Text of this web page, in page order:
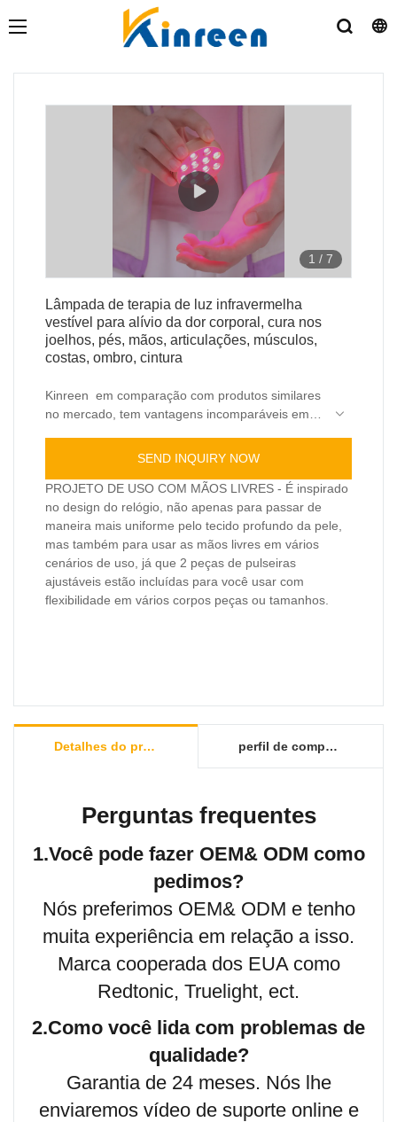
1 / 7
Lâmpada de terapia de luz infravermelha
vestível para alívio da dor corporal, cura nos
joelhos, pés, mãos, articulações, músculos,
costas, ombro, cintura
Kinreen em comparação com produtos similares
no mercado, tem vantagens incomparáveis ​​em
etc., e goza de uma boa reputação no mercado.
Kinreen resume os defeitos de produtos
anteriores e os melhora continuamente. As
especificações do Kinreen podem ser
customizadas de acordo com sua necessidade.
Dispositivo portátil de terapia de luz vermelha em
comparação com produtos similares no mercado,
tem vantagens incomparáveis ​​em termos de
desempenho, qualidade, aparência, etc., e goza
de boa reputação no mercado. Kinreen resume
os defeitos de produtos anteriores e melhora
continuamente eles. As especificações do
Dispositivo Portátil de Terapia de Luz Vermelha
podem ser personalizadas de acordo com suas
SEND INQUIRY NOW
PROJETO DE USO COM MÃOS LIVRES - É inspirado
no design do relógio, não apenas para passar de
maneira mais uniforme pelo tecido profundo da pele,
mas também para usar as mãos livres em vários
cenários de uso, já que 2 peças de pulseiras
ajustáveis ​​estão incluídas para você usar com
flexibilidade em vários corpos peças ou tamanhos.
Detalhes do produto perfil de companhia
Perguntas frequentes
1.Você pode fazer OEM& ODM como
pedimos?
Nós preferimos OEM& ODM e tenho
muita experiência em relação a isso.
Marca cooperada dos EUA como
Redtonic, Truelight, ect.
2.Como você lida com problemas de
qualidade?
Garantia de 24 meses. Nós lhe
enviaremos vídeo de suporte online e